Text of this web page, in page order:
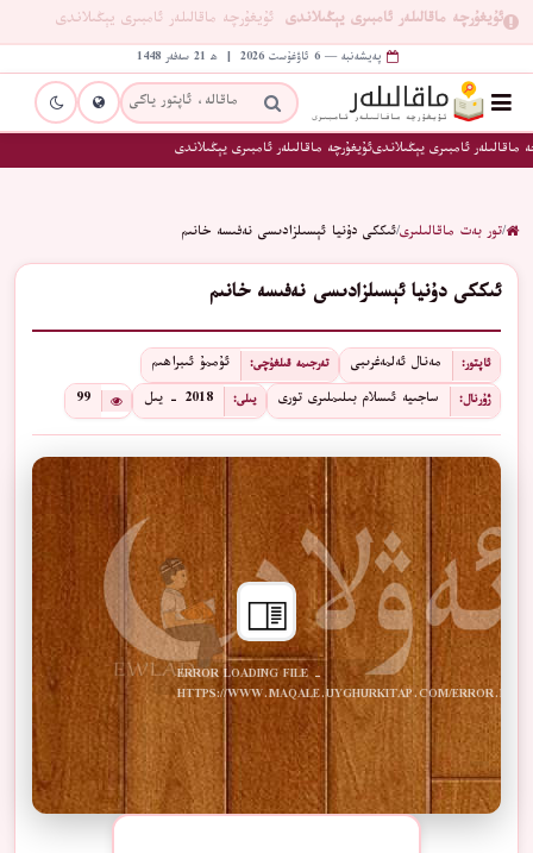
ئۇيغۇرچە ماقالىلەر ئامبىرى يېڭىلاندى ئۇيغۇرچە ماقالىلەر ئامبىرى يېڭىلاندى
پەيشەنبە — 6 ئاۋغۇست 2026 | ھ 21 سەفەر 1448
ماقالىلەر ئامبىرى يېڭىلاندىئۇيغۇرچە ماقالىلەر ئامبىرى يېڭىلاندى
/تور بەت ماقالىلىرى/ئىككى دۇنيا ئېسىلزادىسى نەفىسە خانىم
ئىككى دۇنيا ئېسىلزادىسى نەفىسە خانىم
ئاپتور: مەنال ئەلمەغرىبى تەرجىمە قىلغۇچى: ئۇممۇ ئىبراھىم
ژۇرنال: ساجىيە ئىسلام بىلىملىرى تورى يىلى: 2018 - يىل 99
ERROR LOADING FILE -
HTTPS://WWW.MAQALE.UYGHURKITAP.COM/ERROR.PDF